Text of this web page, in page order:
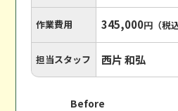
作業費用 345,000円（税込
担当スタッフ 西片 和弘
Before